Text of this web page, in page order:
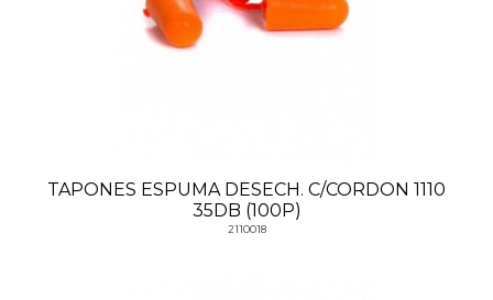
TAPONES ESPUMA DESECH. C/CORDON 1110
35DB (100P)
2110018